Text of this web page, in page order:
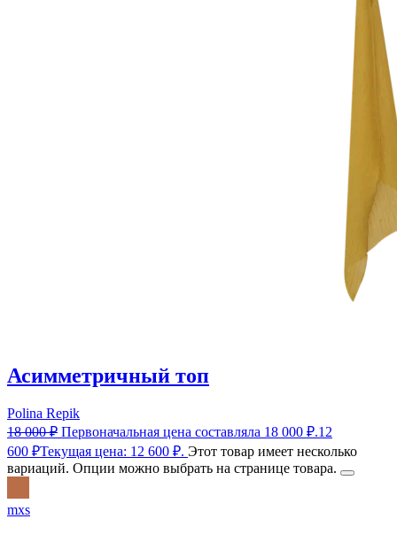
Асимметричный топ
Polina Repik
18 000₽ Первоначальная цена составляла 18 000 ₽.12
600 ₽Текущая цена: 12 600 ₽. Этот товар имеет несколько
вариаций. Опции можно выбрать на странице товара.
mxs